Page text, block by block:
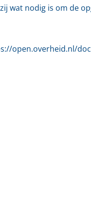
wat nodig is om de
open.overheid.nl/